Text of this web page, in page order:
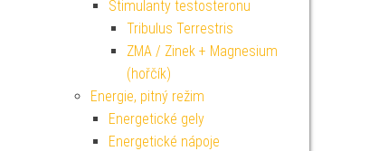
Stimulanty testosteronu
Tribulus Terrestris
ZMA / Zinek + Magnesium
(hořčík)
Energie, pitný režim
Energetické gely
Energetické nápoje